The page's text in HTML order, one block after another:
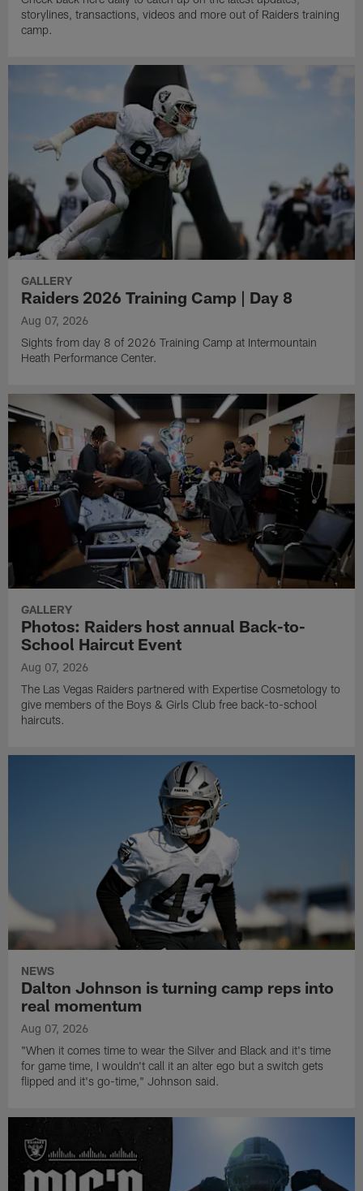
storylines, transactions, videos and more out of Raiders training
camp.
GALLERY
Raiders 2026 Training Camp | Day 8
Aug 07, 2026
Sights from day 8 of 2026 Training Camp at Intermountain
Heath Performance Center.
GALLERY
Photos: Raiders host annual Back-to-
School Haircut Event
Aug 07, 2026
The Las Vegas Raiders partnered with Expertise Cosmetology to
give members of the Boys & Girls Club free back-to-school
haircuts.
NEWS
Dalton Johnson is turning camp reps into
real momentum
Aug 07, 2026
"When it comes time to wear the Silver and Black and it's time
for game time, I wouldn't call it an alter ego but a switch gets
flipped and it's go-time," Johnson said.